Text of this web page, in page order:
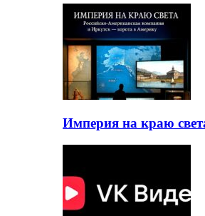
Империя на краю